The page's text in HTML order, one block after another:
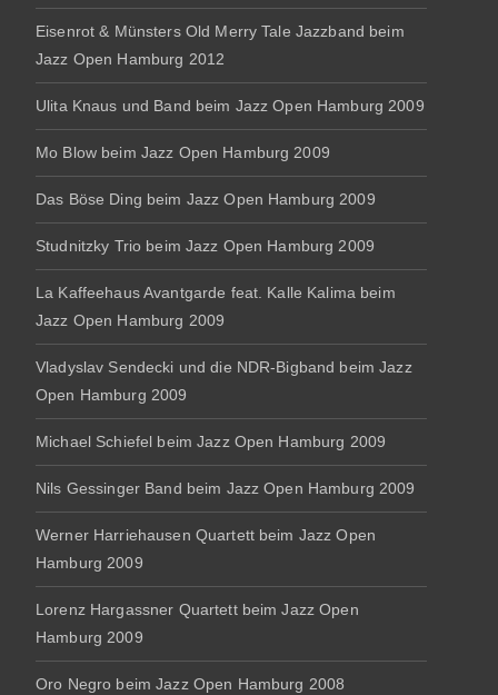
Eisenrot & Münsters Old Merry Tale Jazzband beim
Jazz Open Hamburg 2012
Ulita Knaus und Band beim Jazz Open Hamburg 2009
Mo Blow beim Jazz Open Hamburg 2009
Das Böse Ding beim Jazz Open Hamburg 2009
Studnitzky Trio beim Jazz Open Hamburg 2009
La Kaffeehaus Avantgarde feat. Kalle Kalima beim
Jazz Open Hamburg 2009
Vladyslav Sendecki und die NDR-Bigband beim Jazz
Open Hamburg 2009
Michael Schiefel beim Jazz Open Hamburg 2009
Nils Gessinger Band beim Jazz Open Hamburg 2009
Werner Harriehausen Quartett beim Jazz Open
Hamburg 2009
Lorenz Hargassner Quartett beim Jazz Open
Hamburg 2009
Oro Negro beim Jazz Open Hamburg 2008